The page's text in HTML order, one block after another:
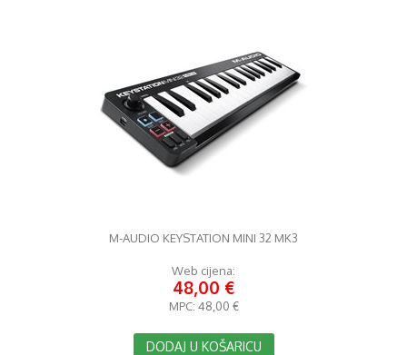
M-AUDIO KEYSTATION MINI 32 MK3
Web cijena:
48,00 €
MPC: 48,00 €
DODAJ U KOŠARICU